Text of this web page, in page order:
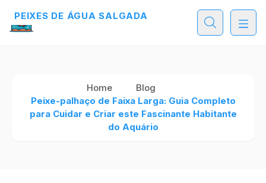
Home
Blog
Peixe-palhaço de Faixa Larga: Guia Completo
para Cuidar e Criar este Fascinante Habitante
do Aquário
PEIXES DE ÁGUA SALGADA
PEIXES DE ÁGUA SALGADA
PEIXES DE ÁGUA SALGADA